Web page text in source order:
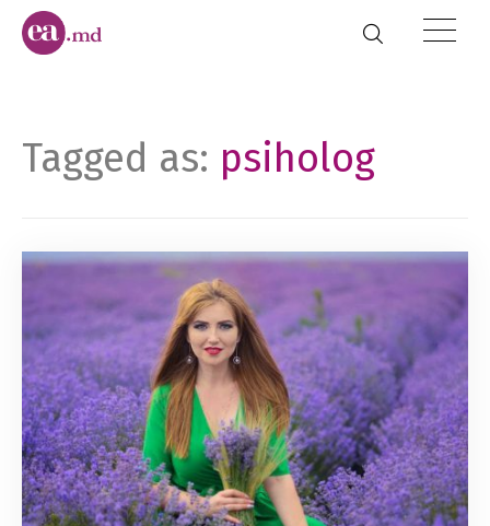
Tagged as: psiholog